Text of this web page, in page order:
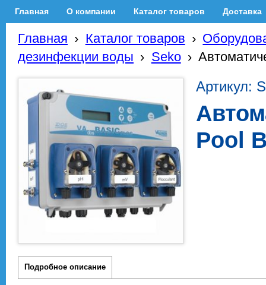
Главная О компании Каталог товаров Доставка
Главная › Каталог товаров ›
дезинфекции воды › Seko ›
Артикул:
Pool
Подробное описание